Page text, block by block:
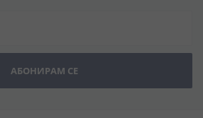
АБОНИРАМ СЕ